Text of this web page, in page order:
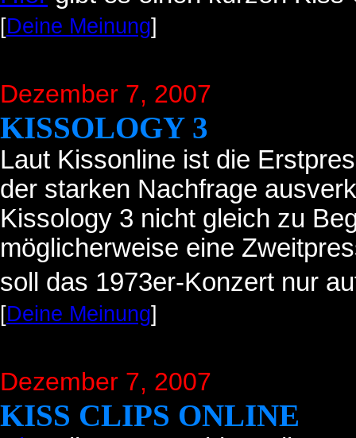
[Deine Meinung]
Dezember 7, 2007
KISSOLOGY 3
Laut Kissonline ist die
der starken Nachfrage
Kissology 3 nicht gleich zu
möglicherweise eine
soll das 1973er-Konzert nur
[Deine Meinung]
Dezember 7, 2007
KISS CLIPS ONLINE